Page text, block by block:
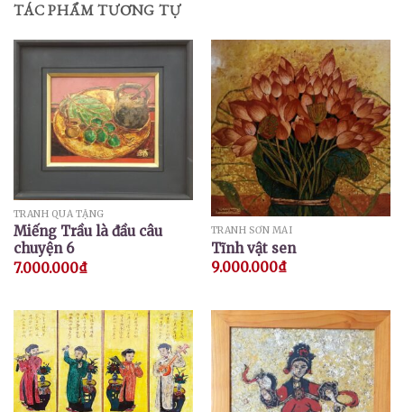
TÁC PHẨM TƯƠNG TỰ
TRANH QUÀ TẶNG
Miếng Trầu là đầu câu
chuyện 6
7.000.000₫
TRANH SƠN MÀI
Tĩnh vật sen
9.000.000₫